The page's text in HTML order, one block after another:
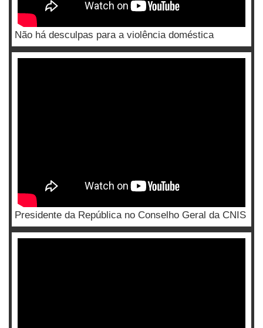
Não há desculpas para a violência doméstica
Presidente da República no Conselho Geral da CNIS